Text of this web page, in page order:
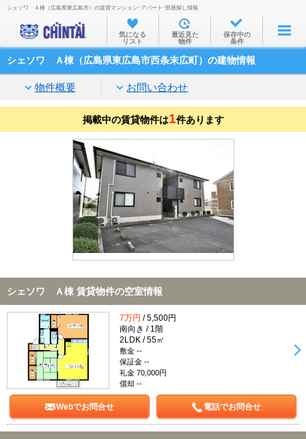
お部屋を探す
沿線・駅から
家賃相場から
通勤通学時間から
不動産会社から
TOP
シェソワ Ａ棟（広島県東広島市）の賃貸マンション･アパート･部屋探し情報
気になる
リスト
最近見た
物件
保存中の
条件
シェソワ Ａ棟（広島県東広島市西条末広町）の建物情報
物件概要 お問い合わせ
掲載中の賃貸物件は1件あります
シェソワ Ａ棟 賃貸物件の空室情報
7万円 / 5,500円
南向き / 1階
2LDK / 55㎡
敷金 --
保証金 --
礼金 70,000円
償却 --
Webでお問合せ 電話でお問合せ